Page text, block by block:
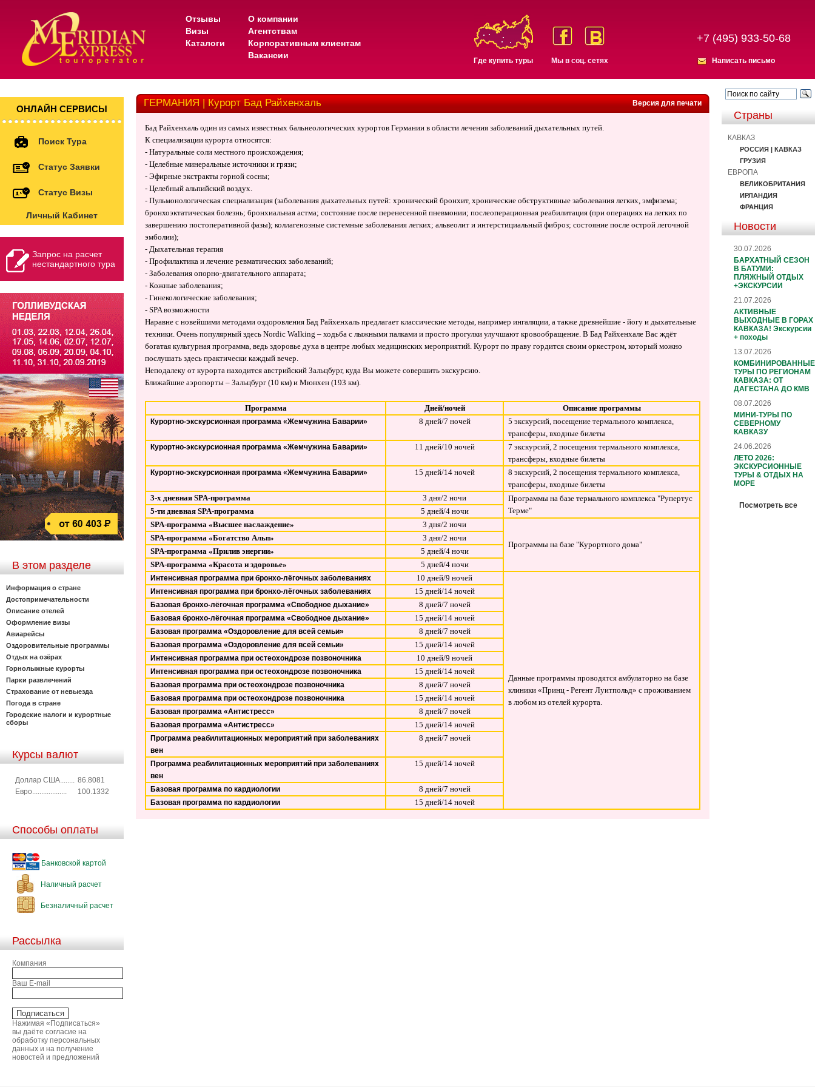
Отзывы
Визы
Каталоги
О компании
Агентствам
Корпоративным клиентам
Вакансии
Где купить туры Мы в соц. сетях
+7 (495) 933-50-68
Написать письмо
ОНЛАЙН СЕРВИСЫ
Поиск Тура
Статус Заявки
Статус Визы
Личный Кабинет
Запрос на расчет
нестандартного тура
В этом разделе
Информация о стране
Достопримечательности
Описание отелей
Оформление визы
Авиарейсы
Оздоровительные программы
Отдых на озёрах
Горнолыжные курорты
Парки развлечений
Страхование от невыезда
Погода в стране
Городские налоги и курортные
сборы
Курсы валют
Доллар США........ 86.8081
Евро...................
100.1332
Способы оплаты
Банковской картой
Наличный расчет
Безналичный расчет
Рассылка
Компания
Ваш E-mail
Нажимая «Подписаться»
вы даёте согласие на
обработку персональных
данных и на получение
новостей и предложений
Версия для печати
ГЕРМАНИЯ | Курорт Бад Райхенхаль
Бад Райхенхаль один из самых известных бальнеологических курортов Германии в области лечения заболеваний дыхательных путей.
К специализации курорта относятся:
- Натуральные соли местного происхождения;
- Целебные минеральные источники и грязи;
- Эфирные экстракты горной сосны;
- Целебный альпийский воздух.
- Пульмонологическая специализация (заболевания дыхательных путей: хронический бронхит, хронические обструктивные заболевания легких, эмфизема;
бронхоэктатическая болезнь; бронхиальная астма; состояние после перенесенной пневмонии; послеоперационная реабилитация (при операциях на легких по
завершению постоперативной фазы); коллагенозные системные заболевания легких; альвеолит и интерстициальный фиброз; состояние после острой легочной
эмболии);
- Дыхательная терапия
- Профилактика и лечение ревматических заболеваний;
- Заболевания опорно-двигательного аппарата;
- Кожные заболевания;
- Гинекологические заболевания;
- SPA возможности
Наравне с новейшими методами оздоровления Бад Райхенхаль предлагает классические методы, например ингаляции, а также древнейшие - йогу и дыхательные
техники. Очень популярный здесь Nordic Walking – ходьба с лыжными палками и просто прогулки улучшают кровообращение. В Бад Райхенхале Вас ждёт
богатая культурная программа, ведь здоровье духа в центре любых медицинских мероприятий. Курорт по праву гордится своим оркестром, который можно
послушать здесь практически каждый вечер.
Неподалеку от курорта находится австрийский Зальцбург, куда Вы можете совершить экскурсию.
Ближайшие аэропорты – Зальцбург (10 км) и Мюнхен (193 км).
Программа Дней/ночей Описание программы
Курортно-экскурсионная программа «Жемчужина Баварии» 8 дней/7 ночей
5 экскурсий, посещение термального комплекса,
трансферы, входные билеты
Курортно-экскурсионная программа «Жемчужина Баварии» 11 дней/10 ночей
7 экскурсий, 2 посещения термального комплекса,
трансферы, входные билеты
Курортно-экскурсионная программа «Жемчужина Баварии» 15 дней/14 ночей
8 экскурсий, 2 посещения термального комплекса,
трансферы, входные билеты
3-х дневнаяSPA-программа 3 дня/2 ночи
Программы на базе термального комплекса "Рупертус
Терме"
5-ти дневнаяSPA-программа
5 дней/4 ночи
SPA-программа «Высшее наслаждение» 3 дня/2 ночи
Программы на базе "Курортного дома"
SPA-программа «Богатство Альп»
3 дня/2 ночи
SPA-программа «Прилив энергии»
5 дней/4 ночи
SPA-программа «Красота и здоровье» 5 дней/4 ночи
Интенсивная программа при бронхо-лёгочных заболеваниях 10 дней/9 ночей
Данные программы проводятся амбулаторно на базе
клиники «Принц - Регент Луитпольд» с проживанием
в любом из отелей курорта.
Интенсивная программа при бронхо-лёгочных заболеваниях 15 дней/14 ночей
Базовая бронхо-лёгочная программа «Свободное дыхание» 8 дней/7 ночей
Базовая бронхо-лёгочная программа «Свободное дыхание» 15 дней/14 ночей
Базовая программа «Оздоровление для всей семьи» 8 дней/7 ночей
Базовая программа «Оздоровление для всей семьи» 15 дней/14 ночей
Интенсивная программа при остеохондрозе позвоночника 10 дней/9 ночей
Интенсивная программа при остеохондрозе позвоночника 15 дней/14 ночей
Базовая программа при остеохондрозе позвоночника 8 дней/7 ночей
Базовая программа при остеохондрозе позвоночника 15 дней/14 ночей
Базовая программа «Антистресс» 8 дней/7 ночей
Базовая программа «Антистресс» 15 дней/14 ночей
Программа реабилитационных мероприятий при заболеваниях
вен
8 дней/7 ночей
Программа реабилитационных мероприятий при заболеваниях
вен
15 дней/14 ночей
Базовая программа по кардиологии 8 дней/7 ночей
Базовая программа по кардиологии 15 дней/14 ночей
Страны
КАВКАЗ
РОССИЯ | КАВКАЗ
ГРУЗИЯ
ЕВРОПА
ВЕЛИКОБРИТАНИЯ
ИРЛАНДИЯ
ФРАНЦИЯ
Новости
30.07.2026
БАРХАТНЫЙ СЕЗОН
В БАТУМИ:
ПЛЯЖНЫЙ ОТДЫХ
+ЭКСКУРСИИ
21.07.2026
АКТИВНЫЕ
ВЫХОДНЫЕ В ГОРАХ
КАВКАЗА! Экскурсии
+ походы
13.07.2026
КОМБИНИРОВАННЫЕ
ТУРЫ ПО РЕГИОНАМ
КАВКАЗА: ОТ
ДАГЕСТАНА ДО КМВ
08.07.2026
МИНИ-ТУРЫ ПО
СЕВЕРНОМУ
КАВКАЗУ
24.06.2026
ЛЕТО 2026:
ЭКСКУРСИОННЫЕ
ТУРЫ & ОТДЫХ НА
МОРЕ
Посмотреть все